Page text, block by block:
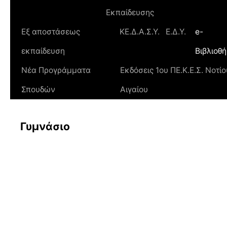
Εκπαίδευσης
Εξ αποστάσεως
εκπαίδευση
ΚΕ.Δ.Α.Σ.Υ. Ε.Δ.Υ.
e-
Νέα Προγράμματα
Σπουδών
Εκδόσεις 1ου ΠΕ.Κ.Ε.Σ.
Αιγαίου
Γυμνάσιο